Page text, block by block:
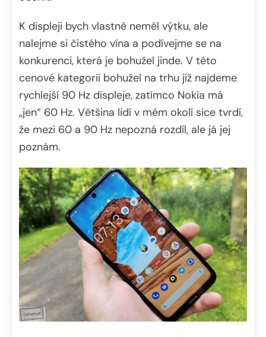
K displeji bych vlastně neměl výtku, ale
nalejme si čistého vína a podívejme se na
konkurenci, která je bohužel jinde. V této
cenové kategorii bohužel na trhu již najdeme
rychlejší 90 Hz displeje, zatímco Nokia má
„jen“ 60 Hz. Většina lidí v mém okolí sice tvrdí,
že mezi 60 a 90 Hz nepozná rozdíl, ale já jej
poznám.